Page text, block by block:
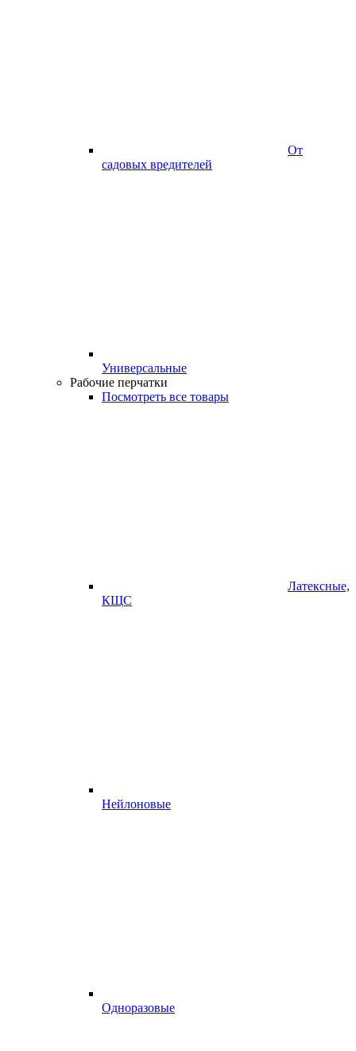
От
садовых вредителей
Универсальные
Рабочие перчатки
Посмотреть все товары
Латексные,
КЩС
Нейлоновые
Одноразовые